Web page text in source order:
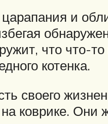
и
что что-то
котенка.
своего
коврике. Они